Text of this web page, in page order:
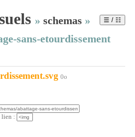
» schemas »
sans-etourdissement
0o
lien :
☰ / ☷